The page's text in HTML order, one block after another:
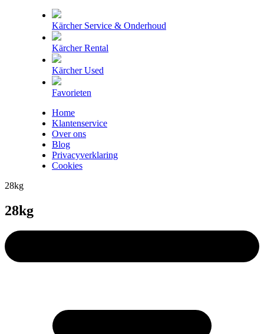
Kärcher Service & Onderhoud
Kärcher Rental
Kärcher Used
Favorieten
Home
Klantenservice
Over ons
Blog
Privacyverklaring
Cookies
28kg
28kg